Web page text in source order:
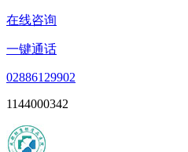
在线咨询
一键通话
02886129902
1144000342